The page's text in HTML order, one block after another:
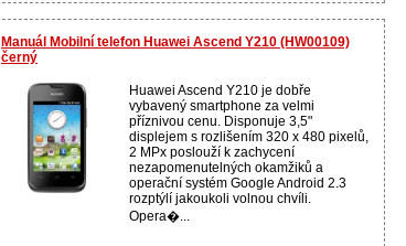
Manuál Mobilní telefon Huawei Ascend Y210 (HW00109)
černý
Huawei Ascend Y210 je dobře
vybavený smartphone za velmi
příznivou cenu. Disponuje 3,5"
displejem s rozlišením 320 x 480 pixelů,
2 MPx poslouží k zachycení
nezapomenutelných okamžiků a
operační systém Google Android 2.3
rozptýlí jakoukoli volnou chvíli.
Opera�...